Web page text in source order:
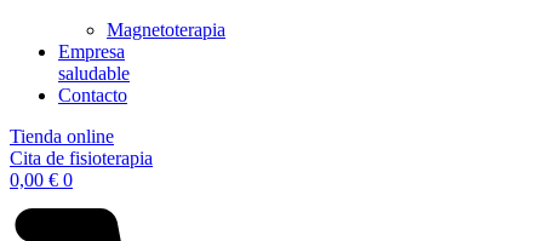
Magnetoterapia
Empresa
saludable
Contacto
Tienda online
Cita de fisioterapia
0,00 € 0